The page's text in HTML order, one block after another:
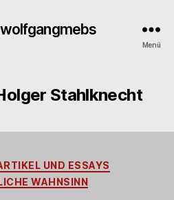
Menü
Stahlknecht
Kategorien
UND ESSAYS
WAHNSINN